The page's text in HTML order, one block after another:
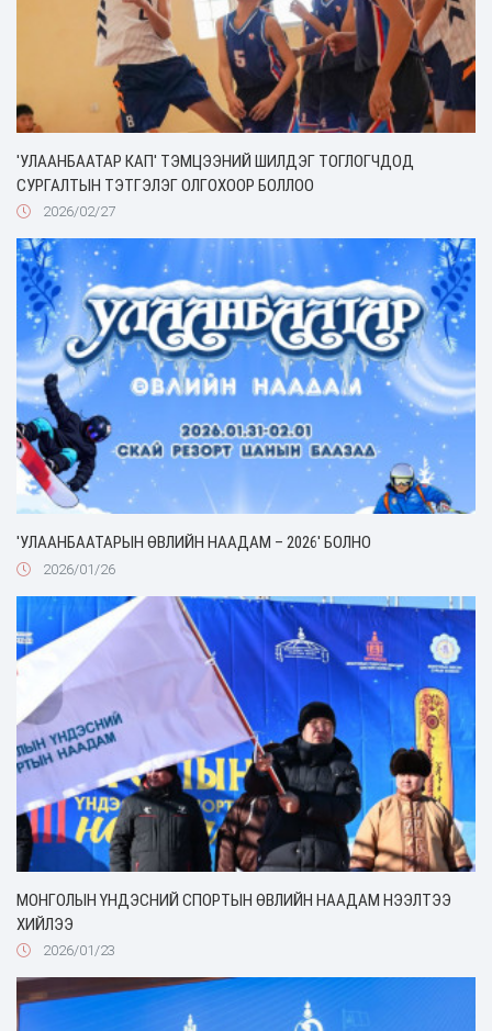
'УЛААНБААТАР КАП' ТЭМЦЭЭНИЙ ШИЛДЭГ ТОГЛОГЧДОД
СУРГАЛТЫН ТЭТГЭЛЭГ ОЛГОХООР БОЛЛОО
2026/02/27
'УЛААНБААТАРЫН ӨВЛИЙН НААДАМ – 2026' БОЛНО
2026/01/26
МОНГОЛЫН ҮНДЭСНИЙ СПОРТЫН ӨВЛИЙН НААДАМ НЭЭЛТЭЭ
ХИЙЛЭЭ
2026/01/23